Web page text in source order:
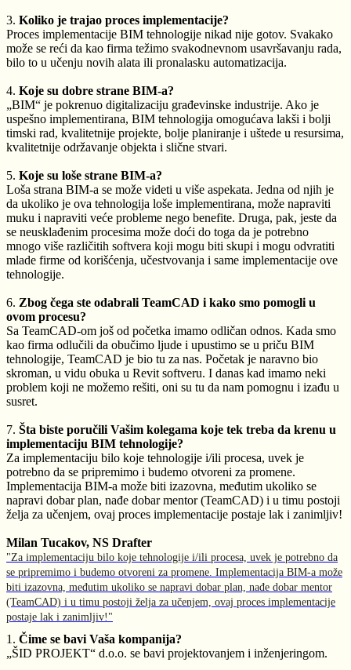
3. Koliko je trajao proces implementacije?
Proces implementacije BIM tehnologije nikad nije gotov. Svakako
može se reći da kao firma težimo svakodnevnom usavršavanju rada,
bilo to u učenju novih alata ili pronalasku automatizacija.
4. Koje su dobre strane BIM-a?
„BIM“ je pokrenuo digitalizaciju građevinske industrije. Ako je
uspešno implementirana, BIM tehnologija omogućava lakši i bolji
timski rad, kvalitetnije projekte, bolje planiranje i uštede u resursima,
kvalitetnije održavanje objekta i slične stvari.
5. Koje su loše strane BIM-a?
Loša strana BIM-a se može videti u više aspekata. Jedna od njih je
da ukoliko je ova tehnologija loše implementirana, može napraviti
muku i napraviti veće probleme nego benefite. Druga, pak, jeste da
se neusklađenim procesima može doći do toga da je potrebno
mnogo više različitih softvera koji mogu biti skupi i mogu odvratiti
mlade firme od korišćenja, učestvovanja i same implementacije ove
tehnologije.
6. Zbog čega ste odabrali TeamCAD i kako smo pomogli u
ovom procesu?
Sa TeamCAD-om još od početka imamo odličan odnos. Kada smo
kao firma odlučili da obučimo ljude i upustimo se u priču BIM
tehnologije, TeamCAD je bio tu za nas. Početak je naravno bio
skroman, u vidu obuka u Revit softveru. I danas kad imamo neki
problem koji ne možemo rešiti, oni su tu da nam pomognu i izađu u
susret.
7. Šta biste poručili Vašim kolegama koje tek treba da krenu u
implementaciju BIM tehnologije?
Za implementaciju bilo koje tehnologije i/ili procesa, uvek je
potrebno da se pripremimo i budemo otvoreni za promene.
Implementacija BIM-a može biti izazovna, međutim ukoliko se
napravi dobar plan, nađe dobar mentor (TeamCAD) i u timu postoji
želja za učenjem, ovaj proces implementacije postaje lak i zanimljiv!
Milan Tucakov, NS Drafter
"Za implementaciju bilo koje tehnologije i/ili procesa, uvek je potrebno da
se pripremimo i budemo otvoreni za promene. Implementacija BIM-a može
biti izazovna, međutim ukoliko se napravi dobar plan, nađe dobar mentor
(TeamCAD) i u timu postoji želja za učenjem, ovaj proces implementacije
postaje lak i zanimljiv!"
1. Čime se bavi Vaša kompanija?
„ŠID PROJEKT“ d.o.o. se bavi projektovanjem i inženjeringom.